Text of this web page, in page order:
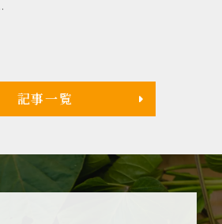
記事一覧